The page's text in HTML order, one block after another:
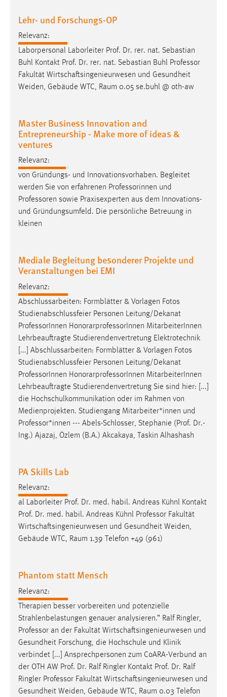
Lehr- und Forschungs-OP
Relevanz:
Laborpersonal Laborleiter Prof. Dr. rer. nat. Sebastian
Buhl Kontakt Prof. Dr. rer. nat. Sebastian Buhl Professor
Fakultät Wirtschaftsingenieurwesen und Gesundheit
Weiden, Gebäude WTC, Raum 0.05 se.buhl @ oth-aw
Master Business Innovation and
Entrepreneurship - Make more of ideas &
ventures
Relevanz:
von Gründungs- und Innovationsvorhaben. Begleitet
werden Sie von erfahrenen Professorinnen und
Professoren sowie Praxisexperten aus dem Innovations-
und Gründungsumfeld. Die persönliche Betreuung in
kleinen
Mediale Begleitung besonderer Projekte und
Veranstaltungen bei EMI
Relevanz:
Abschlussarbeiten: Formblätter & Vorlagen Fotos
Studienabschlussfeier Personen Leitung/Dekanat
Professor Innen HonorarprofessorInnen MitarbeiterInnen
Lehrbeauftragte Studierendenvertretung Elektrotechnik
[...] Abschlussarbeiten: Formblätter & Vorlagen Fotos
Studienabschlussfeier Personen Leitung/Dekanat
Professor Innen HonorarprofessorInnen MitarbeiterInnen
Lehrbeauftragte Studierendenvertretung Sie sind hier: [...]
die Hochschulkommunikation oder im Rahmen von
Medienprojekten. Studiengang Mitarbeiter*innen und
Professor*innen --- Abels-Schlosser, Stephanie (Prof. Dr.-
Ing.) Ajazaj, Özlem (B.A.) Akcakaya, Taskin Alhashash
PA Skills Lab
Relevanz:
al Laborleiter Prof. Dr. med. habil. Andreas Kühnl Kontakt
Prof. Dr. med. habil. Andreas Kühnl Professor Fakultät
Wirtschaftsingenieurwesen und Gesundheit Weiden,
Gebäude WTC, Raum 1.39 Telefon +49 (961)
Phantom statt Mensch
Relevanz:
Therapien besser vorbereiten und potenzielle
Strahlenbelastungen genauer analysieren.“ Ralf Ringler,
Professor an der Fakultät Wirtschaftsingenieurwesen und
Gesundheit Forschung, die Hochschule und Klinik
verbindet [...] Ansprechpersonen zum CoARA-Verbund an
der OTH AW Prof. Dr. Ralf Ringler Kontakt Prof. Dr. Ralf
Ringler Professor Fakultät Wirtschaftsingenieurwesen und
Gesundheit Weiden, Gebäude WTC, Raum 0.03 Telefon